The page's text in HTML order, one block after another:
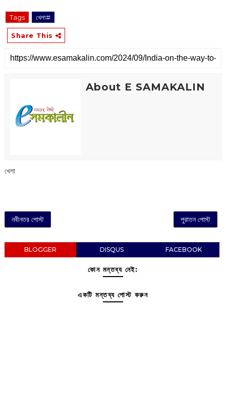
Tags খেলা#
Share This
About E SAMAKALIN
খেলা
নবীনতর পোস্ট পুরাতন পোস্ট
BLOGGER DISQUS FACEBOOK
কোন মন্তব্য নেই:
একটি মন্তব্য পোস্ট করুন